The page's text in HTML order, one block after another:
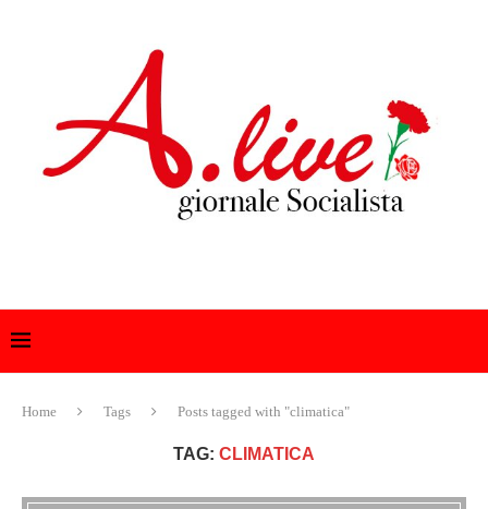
Home Tags Posts tagged with "climatica"
TAG: CLIMATICA